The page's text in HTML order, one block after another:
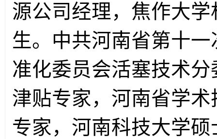
源公司经理，焦作大
生。中共河南省第十
准化委员会活塞技术
津贴专家，河南省学
专家，河南科技大学